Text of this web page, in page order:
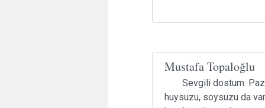
Mustafa Topaloğlu
Sevgili dostum.
huysuzu, soysuzu da